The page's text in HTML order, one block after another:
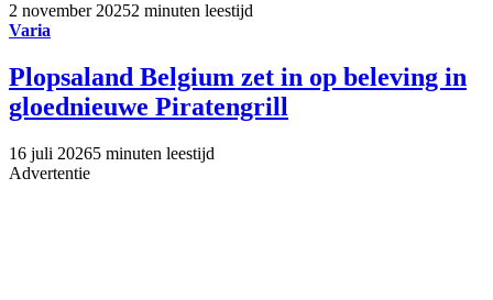
2 november 20252 minuten leestijd
Varia
Plopsaland Belgium zet in op beleving in
gloednieuwe Piratengrill
16 juli 20265 minuten leestijd
Advertentie